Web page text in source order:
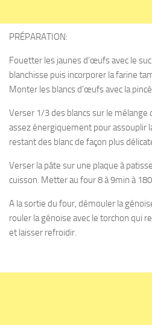
PRÉPARATION:
Fouetter les jaunes d’œufs avec le
blanchisse puis incorporer la farine
Monter les blancs d’œufs avec la
Verser 1/3 des blancs sur le mélange
assez énergiquement pour assouplir
restant des blanc de façon plus
Verser la pâte sur une plaque à
cuisson. Metter au four 8 à 9min à
A la sortie du four, démouler la
rouler la génoise avec le torchon qui
et laisser refroidir.